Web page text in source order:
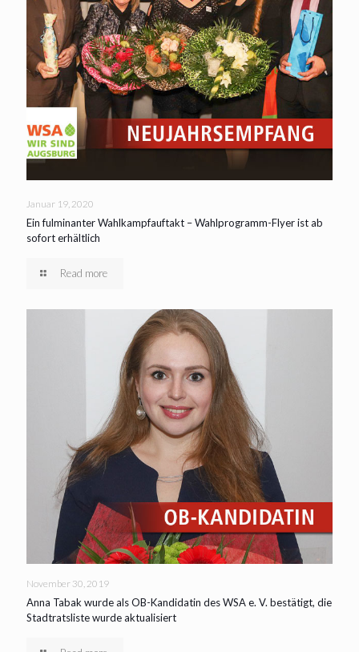
Januar 19, 2020
Ein fulminanter Wahlkampfauftakt – Wahlprogramm-Flyer ist ab
sofort erhältlich
Read more
November 30, 2019
Anna Tabak wurde als OB-Kandidatin des WSA e. V. bestätigt, die
Stadtratsliste wurde aktualisiert